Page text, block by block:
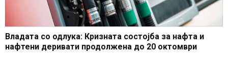
Владата со одлука: Кризната состојба за нафта и
нафтени деривати продолжена до 20 октомври